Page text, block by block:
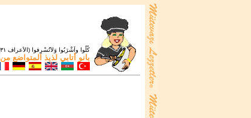
كُلُوا واَشْرَبُوا وَلاَتُسْرِفوا (الأعراف ٣١)
بانو أتابي لذيذ المتواضع من